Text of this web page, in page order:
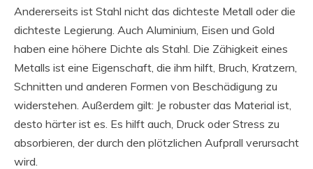
Andererseits ist Stahl nicht das dichteste Metall oder die
dichteste Legierung. Auch Aluminium, Eisen und Gold
haben eine höhere Dichte als Stahl. Die Zähigkeit eines
Metalls ist eine Eigenschaft, die ihm hilft, Bruch, Kratzern,
Schnitten und anderen Formen von Beschädigung zu
widerstehen. Außerdem gilt: Je robuster das Material ist,
desto härter ist es. Es hilft auch, Druck oder Stress zu
absorbieren, der durch den plötzlichen Aufprall verursacht
wird.